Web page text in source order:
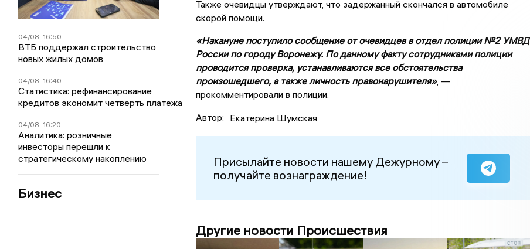
04/08 16:50
ВТБ поддержал строительство
новых жилых домов
04/08 16:40
Статистика: рефинансирование
кредитов экономит четверть платежа
04/08 16:20
Аналитика: розничные
инвесторы перешли к
стратегическому накоплению
Бизнес
Также очевидцы утверждают, что задержанный скончался в автомобиле
скорой помощи.
«Накануне поступило сообщение от очевидцев в отдел полиции №2 УМВД
России по городу Воронежу. По данному факту сотрудниками полиции
проводится проверка, устанавливаются все обстоятельства
произошедшего, а также личность правонарушителя», —
прокомментировали в полиции.
Автор: Екатерина Шумская
Присылайте новости нашему Дежурному –
получайте вознаграждение!
Другие новости Происшествия